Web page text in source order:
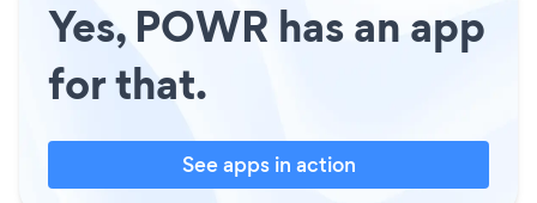
Yes, POWR has an app
for that.
See apps in action